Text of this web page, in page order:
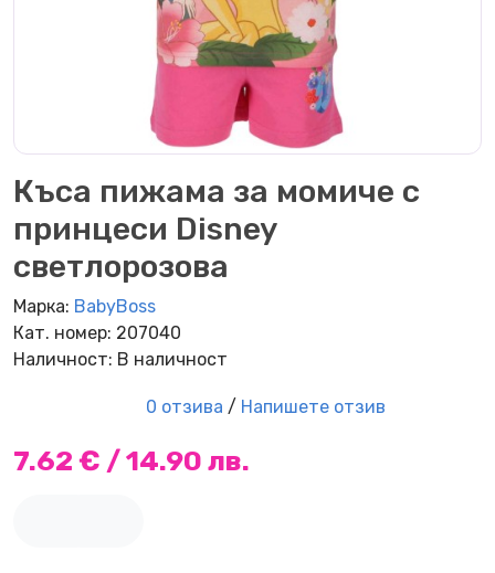
Къса пижама за момиче с
принцеси Disney
светлорозова
Марка: BabyBoss
Кат. номер: 207040
Наличност: В наличност
0 отзива / Напишете отзив
7.62 € / 14.90 лв.